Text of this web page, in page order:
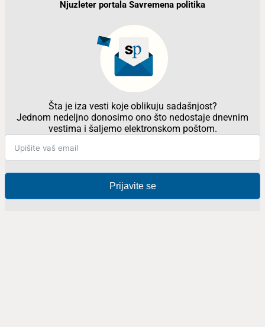
Njuzleter portala Savremena politika
Šta je iza vesti koje oblikuju sadašnjost?
Jednom nedeljno donosimo ono što nedostaje dnevnim
vestima i šaljemo elektronskom poštom.
Prijavite se